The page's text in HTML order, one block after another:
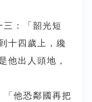
：「韶光短
十四歲上，纔
他出人頭地，
他恐鄰國再把